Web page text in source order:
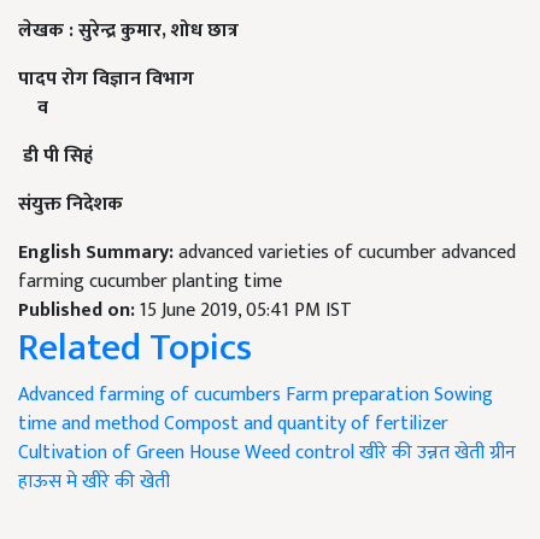
लेखक:सुरेन्द्रकुमार,शोधछात्र
पादपरोगविज्ञानविभाग
व
डीपीसिहं
संयुक्तनिदेशक
English Summary:advanced varieties of cucumber advanced
farming cucumber planting time
Published on:15 June 2019, 05:41 PM IST
Related Topics
Advanced farming of cucumbers Farm preparationSowing
time and methodCompost and quantity of fertilizer
Cultivation of Green HouseWeed controlखीरे की उन्नत खेतीग्रीन
हाऊस मे खीरे की खेती